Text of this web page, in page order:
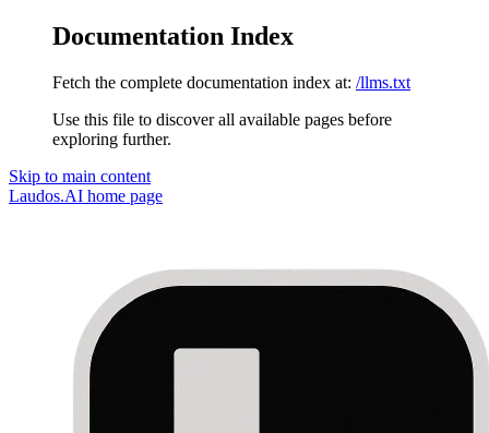
Documentation Index
Fetch the complete documentation index at: /llms.txt
Use this file to discover all available pages before
exploring further.
Skip to main content
Laudos.AI home page